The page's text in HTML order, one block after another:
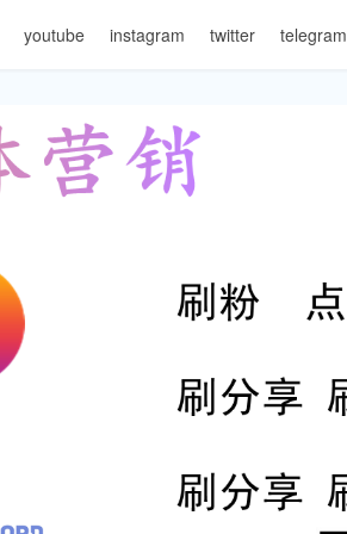
youtube instagram twitter telegram